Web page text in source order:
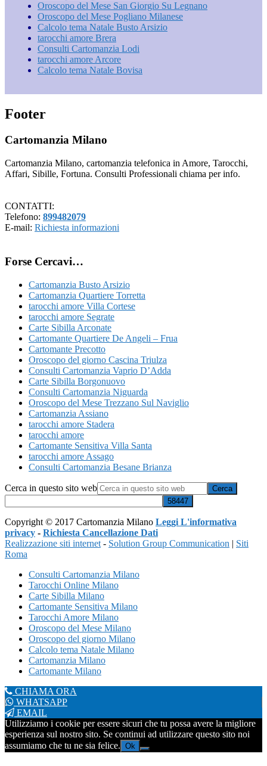
Oroscopo del Mese San Giorgio Su Legnano
Oroscopo del Mese Pogliano Milanese
Calcolo tema Natale Busto Arsizio
tarocchi amore Brera
Consulti Cartomanzia Lodi
tarocchi amore Arcore
Calcolo tema Natale Bovisa
Footer
Cartomanzia Milano
Cartomanzia Milano, cartomanzia telefonica in Amore, Tarocchi,
Affari, Sibille, Fortuna. Consulti Professionali chiama per info.
CONTATTI:
Telefono: 899482079
E-mail: Richiesta informazioni
Forse Cercavi…
Cartomanzia Busto Arsizio
Cartomanzia Quartiere Torretta
tarocchi amore Villa Cortese
tarocchi amore Segrate
Carte Sibilla Arconate
Cartomante Quartiere De Angeli – Frua
Cartomante Precotto
Oroscopo del giorno Cascina Triulza
Consulti Cartomanzia Vaprio D’Adda
Carte Sibilla Borgonuovo
Consulti Cartomanzia Niguarda
Oroscopo del Mese Trezzano Sul Naviglio
Cartomanzia Assiano
tarocchi amore Stadera
tarocchi amore
Cartomante Sensitiva Villa Santa
tarocchi amore Assago
Consulti Cartomanzia Besane Brianza
Cerca in questo sito web
Copyright © 2017 Cartomanzia Milano Leggi L'informativa
privacy - Richiesta Cancellazione Dati
Realizzazione siti internet - Solution Group Communication | Siti
Roma
Consulti Cartomanzia Milano
Tarocchi Online Milano
Carte Sibilla Milano
Cartomante Sensitiva Milano
Tarocchi Amore Milano
Oroscopo del Mese Milano
Oroscopo del giorno Milano
Calcolo tema Natale Milano
Cartomanzia Milano
Cartomante Milano
CHIAMA ORA
WHATSAPP
EMAIL
Utilizziamo i cookie per essere sicuri che tu possa avere la migliore
esperienza sul nostro sito. Se continui ad utilizzare questo sito noi
assumiamo che tu ne sia felice. Ok